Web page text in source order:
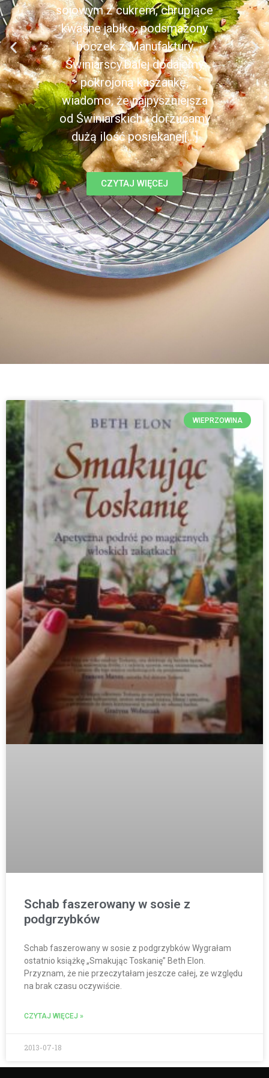
sojowym z cukrem, chrupiące
kwaśne jabłko, podsmażony
boczek z Manufaktury
Świniarscy.Dalej dodajemy
pokrojoną kaszankę,
wiadomo, że najpyszniejsza
od Świniarskich i dorzucamy
dużą ilość posiekanej[...]
CZYTAJ WIĘCEJ
WIEPRZOWINA
Schab faszerowany w sosie z
podgrzybków
Schab faszerowany w sosie z podgrzybków Wygrałam
ostatnio książkę „Smakując Toskanię” Beth Elon.
Przyznam, że nie przeczytałam jeszcze całej, ze względu
na brak czasu oczywiście.
CZYTAJ WIĘCEJ »
2013-07-18